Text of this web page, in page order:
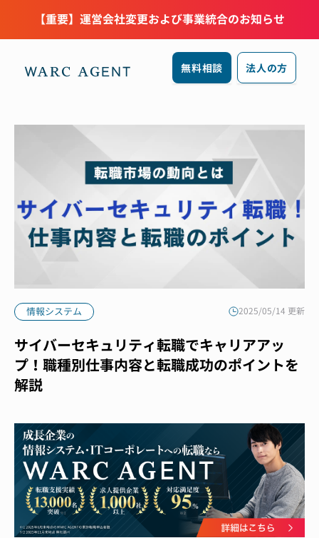
【重要】運営会社変更および事業統合のお知らせ
無料相談 法人の方
情報システム 2025/05/14 更新
サイバーセキュリティ転職でキャリアアッ
プ！職種別仕事内容と転職成功のポイントを
解説